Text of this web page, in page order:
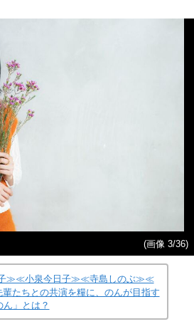
(画像 3/36)
≫≪小泉今日子≫≪寺島しのぶ≫≪
たちとの共演を糧に、のんが目指す
」とは？